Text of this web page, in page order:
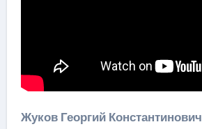
Жуков Георгий Константинович